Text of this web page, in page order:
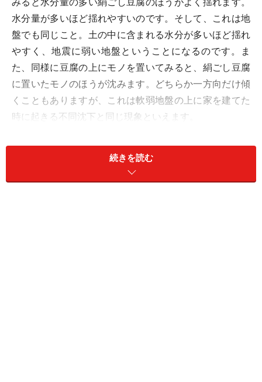
水分量が多いほど揺れやすいのです。そして、これは地
盤でも同じこと。土の中に含まれる水分が多いほど揺れ
やすく、地震に弱い地盤ということになるのです。ま
た、同様に豆腐の上にモノを置いてみると、絹ごし豆腐
に置いたモノのほうが沈みます。どちらか一方向だけ傾
くこともありますが、これは軟弱地盤の上に家を建てた
時に起きる不同沈下と同じ現象といえます。
水辺は気持ちいい場所ではあるものの、安全に長く住む
続きを読む